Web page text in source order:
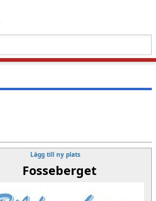
Lägg till ny plats
Fosseberget